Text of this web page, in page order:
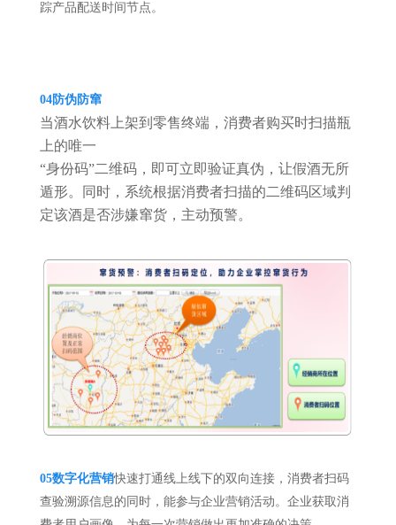
踪产品配送时间节点。
04防伪防窜
当酒水饮料上架到零售终端，消费者购买时扫描瓶
上的唯一
“身份码”二维码，即可立即验证真伪，让假酒无所
遁形。同时，系统根据消费者扫描的二维码区域判
定该酒是否涉嫌窜货，主动预警。
05数字化营销快速打通线上线下的双向连接，消费者扫码
查验溯源信息的同时，能参与企业营销活动。企业获取消